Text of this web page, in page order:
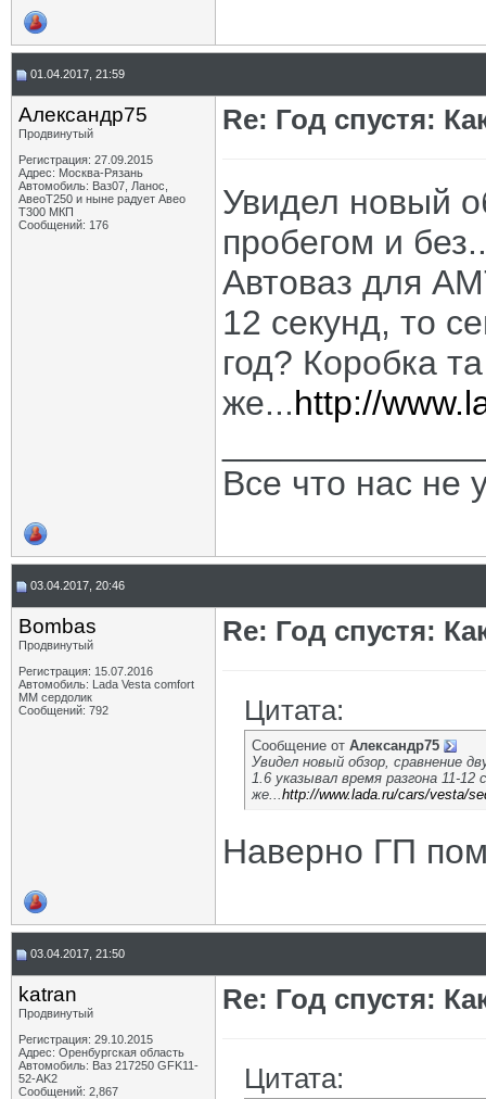
01.04.2017, 21:59
Александр75
Продвинутый
Регистрация: 27.09.2015
Адрес: Москва-Рязань
Автомобиль: Ваз07, Ланос,
АвеоТ250 и ныне радует Авео
Т300 МКП
Сообщений: 176
Re: Год спустя:
Увидел новый
пробегом и
Автоваз для
12 секунд, то
год? Коробка та
же...http://
Все что нас не
03.04.2017, 20:46
Bombas
Продвинутый
Регистрация: 15.07.2016
Автомобиль: Lada Vesta comfort
MM сердолик
Сообщений: 792
Re: Год спустя:
Цитата:
Сообщение от Александр75
Увидел новый обзор, сравнение
1.6 указывал время разгона 11-
же...http://www.lada.ru/cars/vesta/
Наверно ГП
03.04.2017, 21:50
katran
Продвинутый
Регистрация: 29.10.2015
Адрес: Оренбургская область
Автомобиль: Ваз 217250 GFK11-
52-AK2
Сообщений: 2,867
Re: Год спустя:
Цитата: